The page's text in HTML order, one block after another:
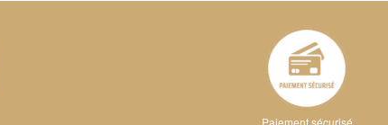
Paiement sécurisé